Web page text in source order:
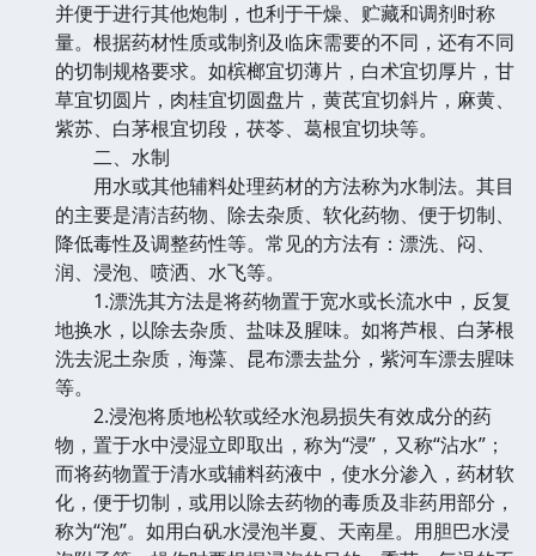
并便于进行其他炮制，也利于干燥、贮藏和调剂时称
量。根据药材性质或制剂及临床需要的不同，还有不同
的切制规格要求。如槟榔宜切薄片，白术宜切厚片，甘
草宜切圆片，肉桂宜切圆盘片，黄芪宜切斜片，麻黄、
紫苏、白茅根宜切段，茯苓、葛根宜切块等。
二、水制
用水或其他辅料处理药材的方法称为水制法。其目
的主要是清洁药物、除去杂质、软化药物、便于切制、
降低毒性及调整药性等。常见的方法有：漂洗、闷、
润、浸泡、喷洒、水飞等。
1.漂洗其方法是将药物置于宽水或长流水中，反复
地换水，以除去杂质、盐味及腥味。如将芦根、白茅根
洗去泥土杂质，海藻、昆布漂去盐分，紫河车漂去腥味
等。
2.浸泡将质地松软或经水泡易损失有效成分的药
物，置于水中浸湿立即取出，称为“浸”，又称“沾水”；
而将药物置于清水或辅料药液中，使水分渗入，药材软
化，便于切制，或用以除去药物的毒质及非药用部分，
称为“泡”。如用白矾水浸泡半夏、天南星。用胆巴水浸